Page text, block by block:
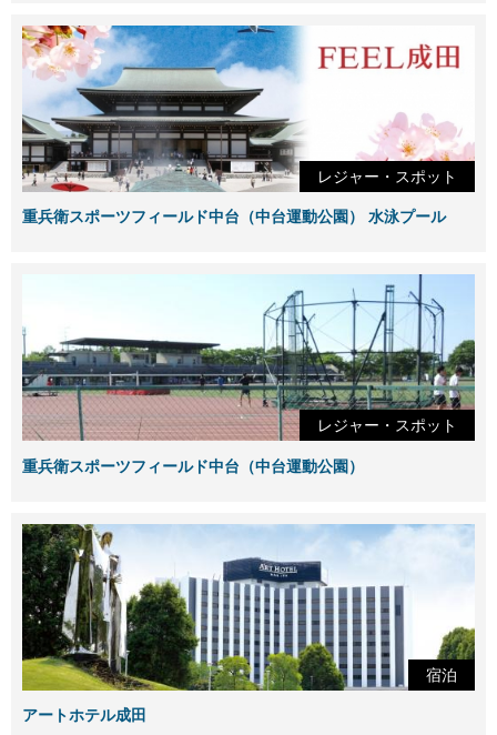
レジャー・スポット
重兵衛スポーツフィールド中台（中台運動公園） 水泳プール
レジャー・スポット
重兵衛スポーツフィールド中台（中台運動公園）
宿泊
アートホテル成田